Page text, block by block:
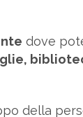
dove
della